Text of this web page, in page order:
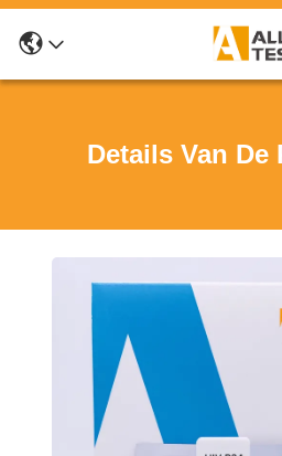
Details Van De